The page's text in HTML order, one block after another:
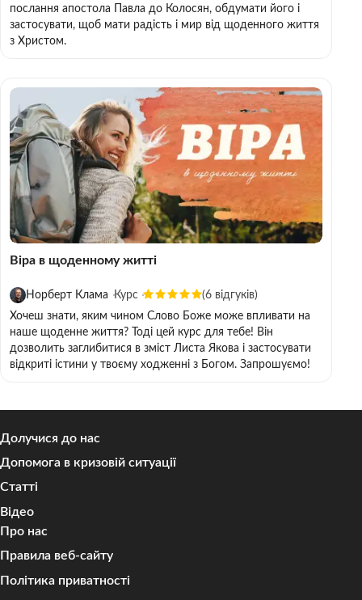
послання апостола Павла до Колосян, обдумати його і
застосувати, щоб мати радість і мир від щоденного життя
з Христом.
Віра в щоденному житті
Норберт Клама Курс
(6 відгуків)
Хочеш знати, яким чином Слово Боже може впливати на
наше щоденне життя? Тоді цей курс для тебе! Він
дозволить заглибитися в зміст Листа Якова і застосувати
відкриті істини у твоєму ходженні з Богом. Запрошуємо!
Долучися до нас
Допомога в кризовій ситуації
Статті
Відео
Про нас
Правила веб-сайту
Політика приватності